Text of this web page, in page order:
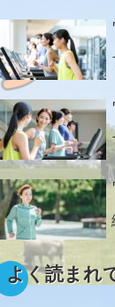
よく読まれ